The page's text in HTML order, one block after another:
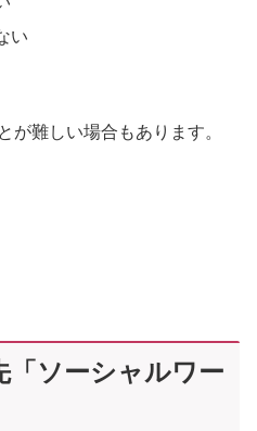
い
が難しい場合もあります。
「ソーシャルワー